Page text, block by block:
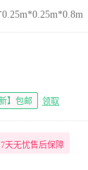
】包邮 领取
7天无忧售后保障